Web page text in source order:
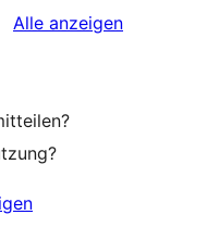
Alle Rezensionen
anzeigen